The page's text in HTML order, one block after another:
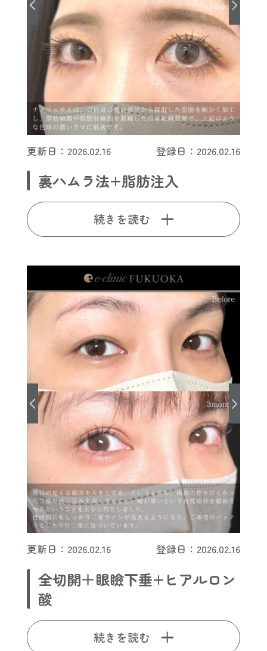
更新日：2026.02.16 登録日：2026.02.16
裏ハムラ法+脂肪注入
続きを読む
更新日：2026.02.16 登録日：2026.02.16
全切開＋眼瞼下垂+ヒアルロン
酸
続きを読む